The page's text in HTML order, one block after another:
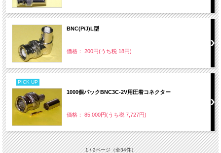
BNC(P/J)L型
価格： 200円(うち税 18円)
PICK UP
1000個パックBNC3C-2V用圧着コネクター
価格： 85,000円(うち税 7,727円)
1 / 2ページ（全34件）